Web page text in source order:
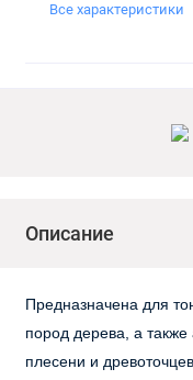
Все характеристики
Описание
Предназначена для
пород дерева, а
плесени и